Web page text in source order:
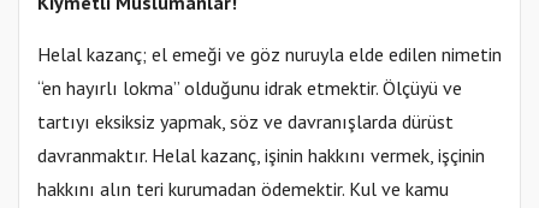
Helal kazanç; el emeği ve göz nuruyla elde edilen nimetin
“en hayırlı lokma” olduğunu idrak etmektir. Ölçüyü ve
tartıyı eksiksiz yapmak, söz ve davranışlarda dürüst
davranmaktır. Helal kazanç, işinin hakkını vermek, işçinin
hakkını alın teri kurumadan ödemektir. Kul ve kamu